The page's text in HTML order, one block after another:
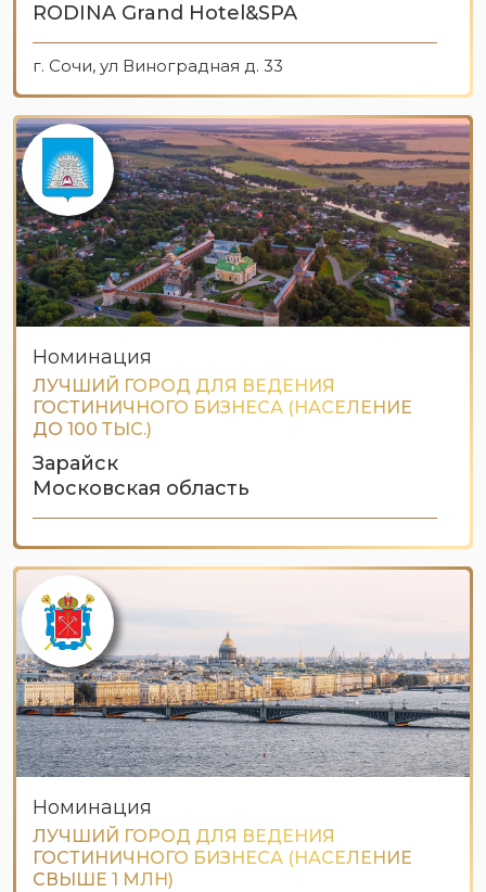
RODINA Grand Hotel&SPA
г. Сочи, ул Виноградная д. 33
Номинация
ЛУЧШИЙ ГОРОД ДЛЯ ВЕДЕНИЯ
ГОСТИНИЧНОГО БИЗНЕСА (НАСЕЛЕНИЕ
ДО 100 ТЫС.)
Зарайск
Московская область
Номинация
ЛУЧШИЙ ГОРОД ДЛЯ ВЕДЕНИЯ
ГОСТИНИЧНОГО БИЗНЕСА (НАСЕЛЕНИЕ
СВЫШЕ 1 МЛН)